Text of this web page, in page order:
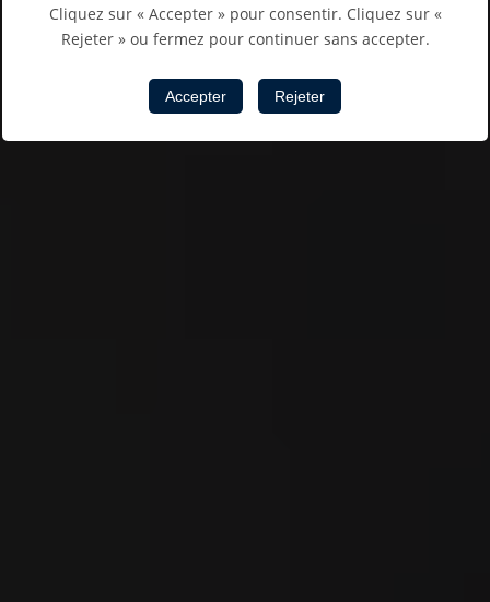
Cliquez sur « Accepter » pour consentir. Cliquez sur «
Rejeter » ou fermez pour continuer sans accepter.
Accepter Rejeter